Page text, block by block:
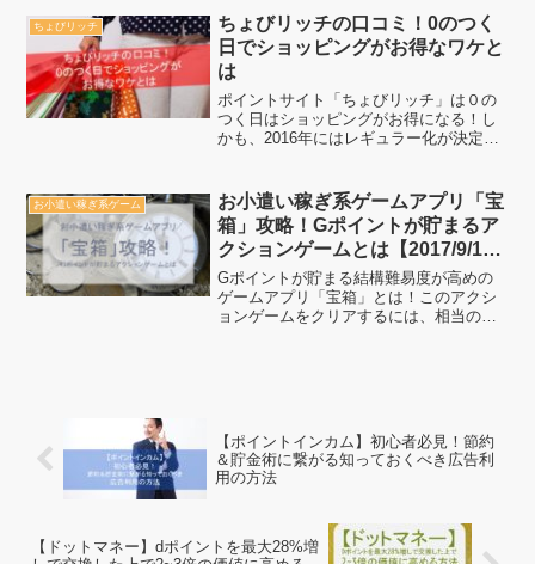
出来てオススメコンテンツの一つとなっ
ています。
ちょびリッチ
ちょびリッチの口コミ！0のつく
日でショッピングがお得なワケと
は
ポイントサイト「ちょびリッチ」は０の
つく日はショッピングがお得になる！し
かも、2016年にはレギュラー化が決定し
ていきましょう。何より新規登録が実に
お得なのがちょびリッ...
お小遣い稼ぎ系ゲーム
お小遣い稼ぎ系ゲームアプリ「宝
箱」攻略！Gポイントが貯まるア
クションゲームとは【2017/9/19
終了】
Gポイントが貯まる結構難易度が高めの
ゲームアプリ「宝箱」とは！このアクシ
ョンゲームをクリアするには、相当の実
【ポイントインカム】初心者必見！節約
＆貯金術に繋がる知っておくべき広告利
用の方法
【ドットマネー】dポイントを最大28%増